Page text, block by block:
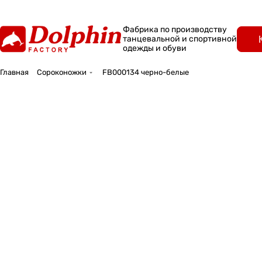
Фабрика по производству
танцевальной и спортивной
одежды и обуви
Главная Сороконожки FB000134 черно-белые